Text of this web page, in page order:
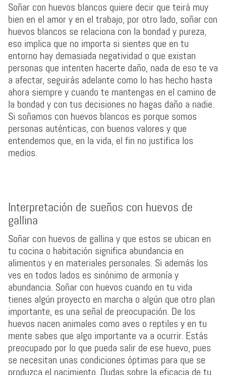
Soñar con huevos blancos quiere decir que teirá muy
bien en el amor y en el trabajo, por otro lado, soñar con
huevos blancos se relaciona con la bondad y pureza,
eso implica que no importa si sientes que en tu
entorno hay demasiada negatividad o que existan
personas que intenten hacerte daño, nada de eso te va
a afectar, seguirás adelante como lo has hecho hasta
ahora siempre y cuando te mantengas en el camino de
la bondad y con tus decisiones no hagas daño a nadie.
Si soñamos con huevos blancos es porque somos
personas auténticas, con buenos valores y que
entendemos que, en la vida, el fin no justifica los
medios.
Interpretación de sueños con huevos de
gallina
Soñar con huevos de gallina y que estos se ubican en
tu cocina o habitación significa abundancia en
alimentos y en materiales personales. Si además los
ves en todos lados es sinónimo de armonía y
abundancia. Soñar con huevos cuando en tu vida
tienes algún proyecto en marcha o algún que otro plan
importante, es una señal de preocupación. De los
huevos nacen animales como aves o reptiles y en tu
mente sabes que algo importante va a ocurrir. Estás
preocupado por lo que pueda salir de ese huevo, pues
se necesitan unas condiciones óptimas para que se
produzca el nacimiento. Dudas sobre la eficacia de tu